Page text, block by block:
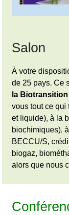
Salon
À votre
de 25 pays. Ce
la Biotransition
vous tout ce
et liquide), à la
biochimiques),
BECCU/S,
biogaz,
alors que nous